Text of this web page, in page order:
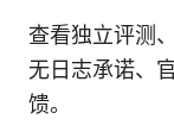
查看独立评测
无日志承诺、
馈。